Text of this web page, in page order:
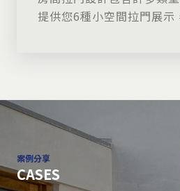
提供您6種小空間拉門展示
案例分享
CASES